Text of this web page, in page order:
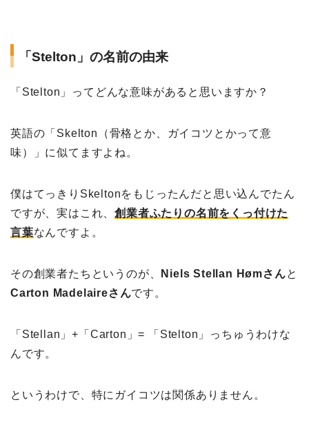
「Stelton」の名前の由来
「Stelton」ってどんな意味があると思いますか？
英語の「Skelton（骨格とか、ガイコツとかって意
味）」に似てますよね。
僕はてっきりSkeltonをもじったんだと思い込んでたん
ですが、実はこれ、創業者ふたりの名前をくっ付けた
言葉なんですよ。
その創業者たちというのが、 Niels Stellan Hømさんと
Carton Madelaireさんです。
「Stellan」+「Carton」= 「Stelton」っちゅうわけな
んです。
というわけで、特にガイコツは関係ありません。